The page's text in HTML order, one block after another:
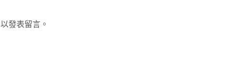
以發表留言。